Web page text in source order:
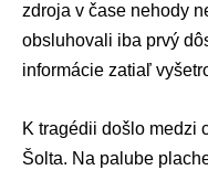
zdroja v čase nehody
obsluhovali iba prvý
informácie zatiaľ
K tragédii došlo medzi
Šolta. Na palube